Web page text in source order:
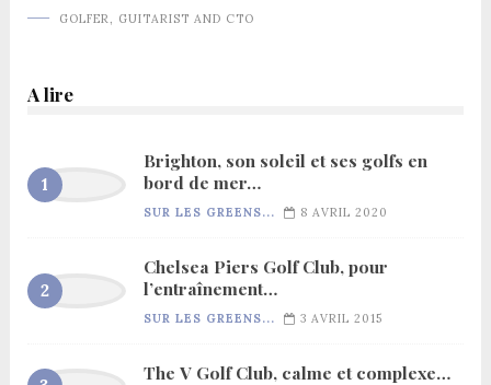
GOLFER, GUITARIST AND CTO
A lire
Brighton, son soleil et ses golfs en
bord de mer…
SUR LES GREENS... 8 AVRIL 2020
Chelsea Piers Golf Club, pour
l’entraînement…
SUR LES GREENS... 3 AVRIL 2015
The V Golf Club, calme et complexe…